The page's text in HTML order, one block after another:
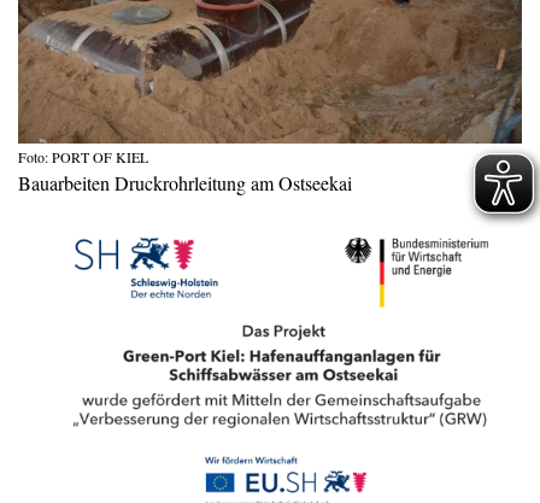
Foto: PORT OF KIEL
Bauarbeiten Druckrohrleitung am Ostseekai